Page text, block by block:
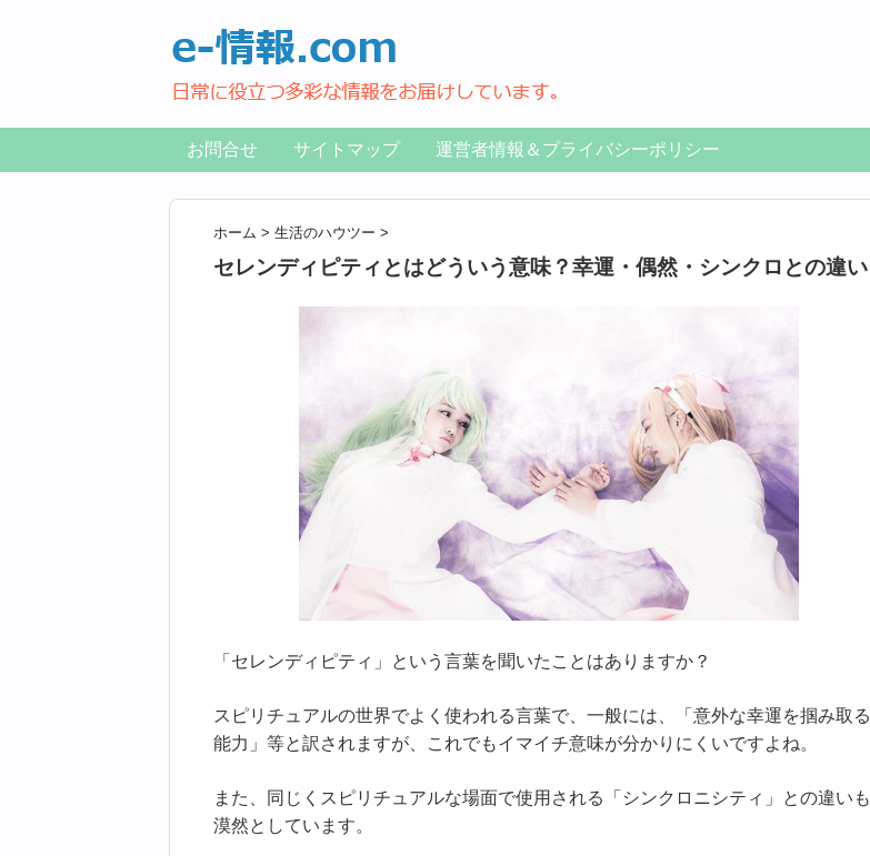
お問合せ サイトマップ 運営者情報＆プライバシーポリシー
ホーム > 生活のハウツー >
セレンディピティとはどういう意味？幸運・偶然・シンクロとの違い
「セレンディピティ」という言葉を聞いたことはありますか？
スピリチュアルの世界でよく使われる言葉で、一般には、「意外な幸運を掴み取る
能力」等と訳されますが、これでもイマイチ意味が分かりにくいですよね。
また、同じくスピリチュアルな場面で使用される「シンクロニシティ」との違いも
漠然としています。